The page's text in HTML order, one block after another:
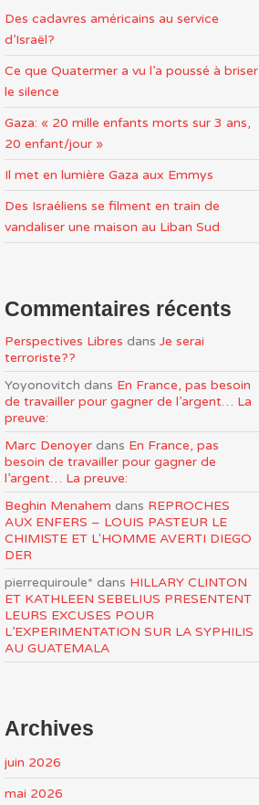
Des cadavres américains au service
d’Israël?
Ce que Quatermer a vu l’a poussé à briser
le silence
Gaza: « 20 mille enfants morts sur 3 ans,
20 enfant/jour »
Il met en lumière Gaza aux Emmys
Des Israéliens se filment en train de
vandaliser une maison au Liban Sud
Commentaires récents
Perspectives Libres dans Je serai
terroriste??
Yoyonovitch dans En France, pas besoin
de travailler pour gagner de l’argent… La
preuve:
Marc Denoyer dans En France, pas
besoin de travailler pour gagner de
l’argent… La preuve:
Beghin Menahem dans REPROCHES
AUX ENFERS – LOUIS PASTEUR LE
CHIMISTE ET L'HOMME AVERTI DIEGO
DER
pierrequiroule* dans HILLARY CLINTON
ET KATHLEEN SEBELIUS PRESENTENT
LEURS EXCUSES POUR
L’EXPERIMENTATION SUR LA SYPHILIS
AU GUATEMALA
Archives
juin 2026
mai 2026